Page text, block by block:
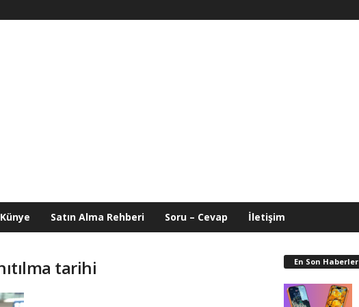
Künye Satın Alma Rehberi Soru – Cevap İletişim
tarihi En Son Haberler